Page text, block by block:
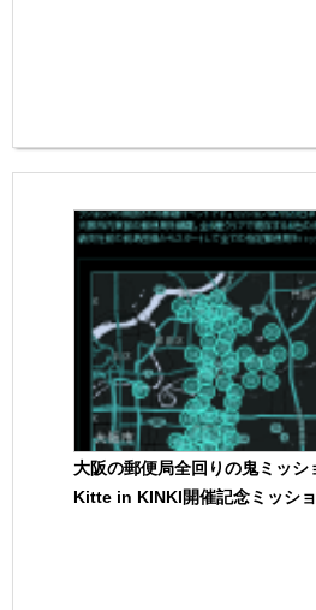
大阪の郵便局全回りの鬼ミッ
Kitte in KINKI開催記念ミッショ